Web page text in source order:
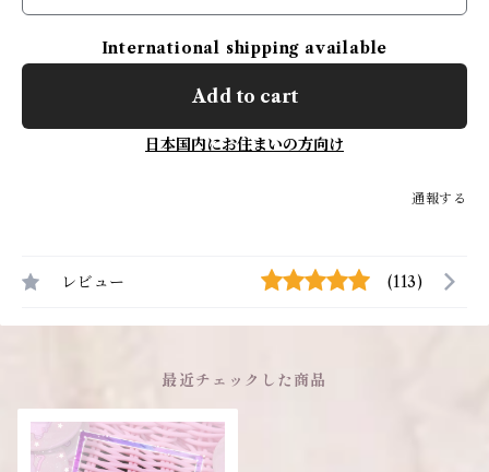
International shipping available
Add to cart
日本国内にお住まいの方向け
通報する
レビュー (113)
最近チェックした商品